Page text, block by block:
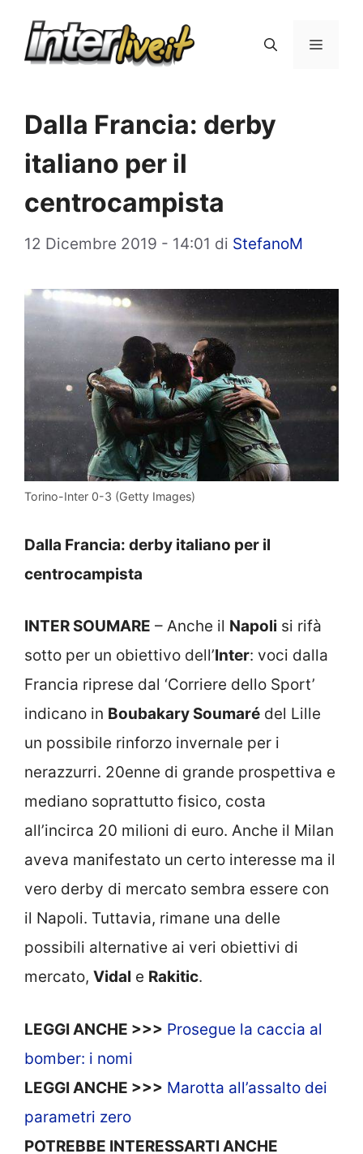
Menu
Dalla Francia: derby
italiano per il
centrocampista
12 Dicembre 2019 - 14:01 di StefanoM
Torino-Inter 0-3 (Getty Images)
Dalla Francia: derby italiano per il
centrocampista
INTER SOUMARE – Anche il Napoli si rifà
sotto per un obiettivo dell’Inter: voci dalla
Francia riprese dal ‘Corriere dello Sport’
indicano in Boubakary Soumaré del Lille
un possibile rinforzo invernale per i
nerazzurri. 20enne di grande prospettiva e
mediano soprattutto fisico, costa
all’incirca 20 milioni di euro. Anche il Milan
aveva manifestato un certo interesse ma il
vero derby di mercato sembra essere con
il Napoli. Tuttavia, rimane una delle
possibili alternative ai veri obiettivi di
mercato, Vidal e Rakitic.
LEGGI ANCHE >>> Prosegue la caccia al
bomber: i nomi
LEGGI ANCHE >>> Marotta all’assalto dei
parametri zero
POTREBBE INTERESSARTI ANCHE